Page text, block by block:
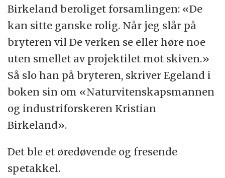
Birkeland beroliget forsamlingen: «De
kan sitte ganske rolig. Når jeg slår på
bryteren vil De verken se eller høre noe
uten smellet av projektilet mot skiven.»
Så slo han på bryteren, skriver Egeland i
boken sin om «Naturvitenskapsmannen
og industriforskeren Kristian
Birkeland».
Det ble et øredøvende og fresende
spetakkel.